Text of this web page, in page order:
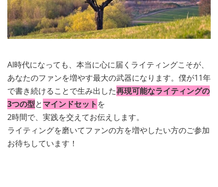
AI時代になっても、本当に心に届くライティングこそが、
あなたのファンを増やす最大の武器になります。僕が11年
で書き続けることで生み出した再現可能なライティングの
3つの型とマインドセット を
2時間で、実践を交えてお伝えします。
ライティングを磨いてファンの方を増やしたい方のご参加
お待ちしています！